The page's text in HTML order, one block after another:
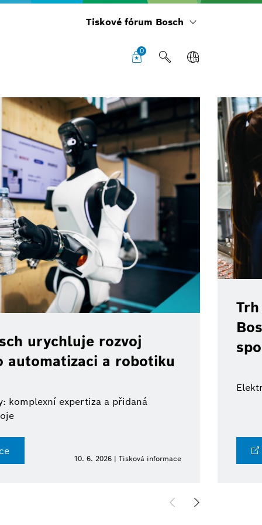
Tiskové fórum Bosch
0
urychluje rozvoj
automatizaci a robotiku
komplexní expertiza a přidaná
10. 6. 2026 | Tisková informace